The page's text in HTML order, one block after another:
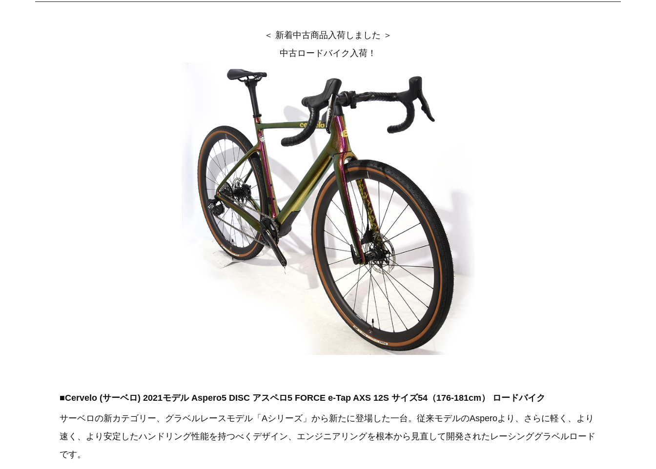
＜ 新着中古商品入荷しました ＞
中古ロードバイク入荷！
■Cervelo (サーベロ) 2021モデル Aspero5 DISC アスペロ5 FORCE e-Tap AXS 12S サイズ54（176-181cm） ロードバイク
サーベロの新カテゴリー、グラベルレースモデル「Aシリーズ」から新たに登場した一台。従来モデルのAsperoより、さらに軽く、より
速く、より安定したハンドリング性能を持つべくデザイン、エンジニアリングを根本から見直して開発されたレーシンググラベルロード
です。